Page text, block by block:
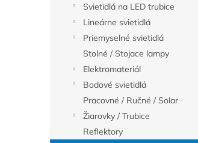
Svietidlá na LED trubice
Lineárne svietidlá
Priemyselné svietidlá
Stolné / Stojace lampy
Elektromateriál
Bodové svietidlá
Pracovné / Ručné / Solar
Žiarovky / Trubice
Reflektory